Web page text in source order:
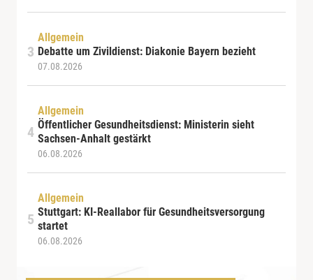
Allgemein
Debatte um Zivildienst: Diakonie Bayern bezieht
07.08.2026
Allgemein
Öffentlicher Gesundheitsdienst: Ministerin sieht
Sachsen-Anhalt gestärkt
06.08.2026
Allgemein
Stuttgart: KI-Reallabor für Gesundheitsversorgung
startet
06.08.2026